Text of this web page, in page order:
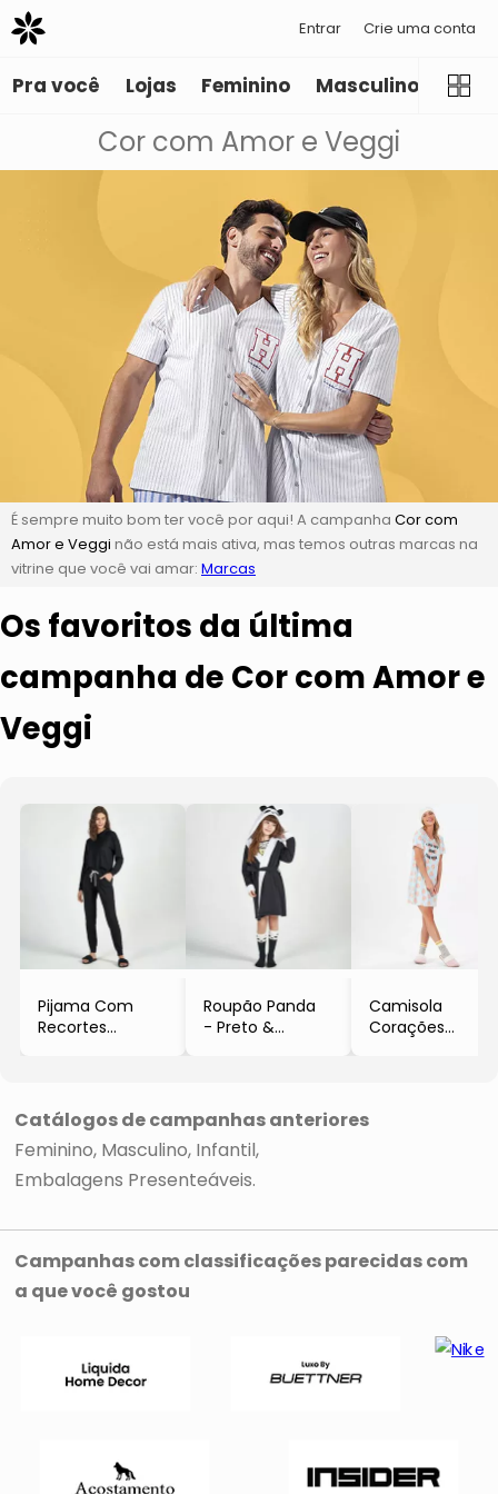
Entrar Crie uma conta
Pra você Lojas Feminino Masculino
Cor com Amor e Veggi
É sempre muito bom ter você por aqui! A campanha Cor com
Amor e Veggi não está mais ativa, mas temos outras marcas na
vitrine que você vai amar: Marcas
Os favoritos da última
campanha de Cor com Amor e
Veggi
Pijama Com
Recortes
Roupão Panda
- Preto &
Camisola
Corações
Catálogos de campanhas anteriores
Feminino Masculino Infantil
Embalagens Presenteáveis
Campanhas com classificações parecidas com
a que você gostou